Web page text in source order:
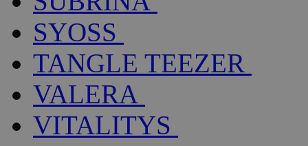
SYOSS
TANGLE TEEZER
VALERA
VITALITYS